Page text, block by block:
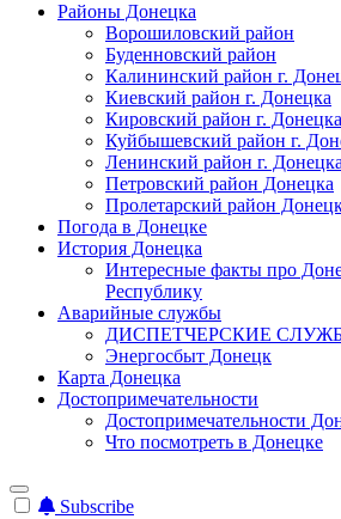
Районы Донецка
Ворошиловский район
Буденновский район
Калининский район г.
Киевский район г. Донецка
Кировский район г. Донецка
Куйбышевский район г.
Ленинский район г. Донецка
Петровский район Донецка
Пролетарский район
Погода в Донецке
История Донецка
Интересные факты про
Республику
Аварийные службы
ДИСПЕТЧЕРСКИЕ
Энергосбыт Донецк
Карта Донецка
Достопримечательности
Достопримечательности
Что посмотреть в Донецке
Subscribe